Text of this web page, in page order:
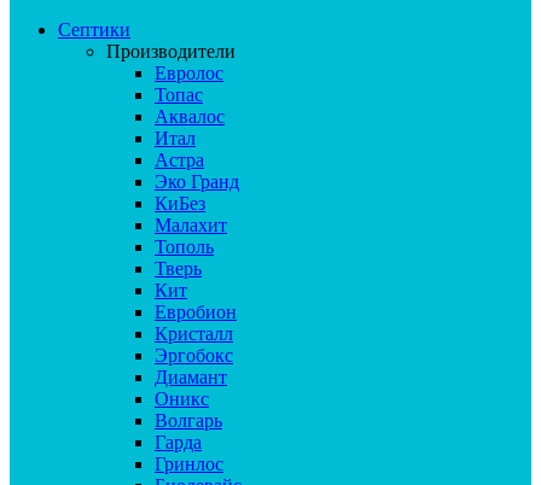
Септики
Производители
Евролос
Топас
Аквалос
Итал
Астра
Эко Гранд
КиБез
Малахит
Тополь
Тверь
Кит
Евробион
Кристалл
Эргобокс
Диамант
Оникс
Волгарь
Гарда
Гринлос